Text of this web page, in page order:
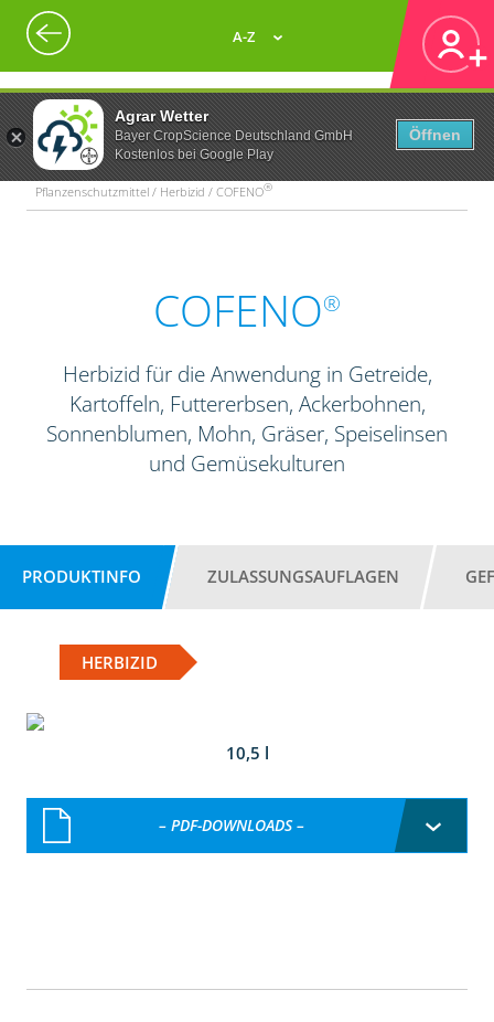
Agrar Wetter
Bayer CropScience Deutschland GmbH
Kostenlos bei Google Play
Öffnen
A-Z
Pflanzenschutzmittel / Herbizid / COFENO®
COFENO®
Herbizid für die Anwendung in Getreide,
Kartoffeln, Futtererbsen, Ackerbohnen,
Sonnenblumen, Mohn, Gräser, Speiselinsen
und Gemüsekulturen
PRODUKTINFO ZULASSUNGSAUFLAGEN
HERBIZID
10,5 l
– PDF-DOWNLOADS –